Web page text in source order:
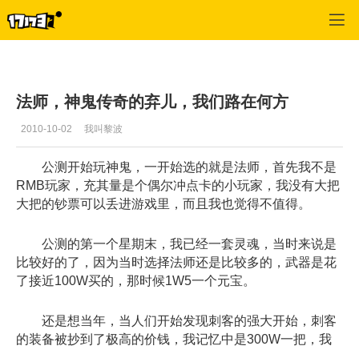
法师，神鬼传奇的弃儿，我们路在何方
2010-10-02 我叫黎波
公测开始玩神鬼，一开始选的就是法师，首先我不是
RMB玩家，充其量是个偶尔冲点卡的小玩家，我没有大把
大把的钞票可以丢进游戏里，而且我也觉得不值得。
公测的第一个星期末，我已经一套灵魂，当时来说是
比较好的了，因为当时选择法师还是比较多的，武器是花
了接近100W买的，那时候1W5一个元宝。
还是想当年，当人们开始发现刺客的强大开始，刺客
的装备被抄到了极高的价钱，我记忆中是300W一把，我